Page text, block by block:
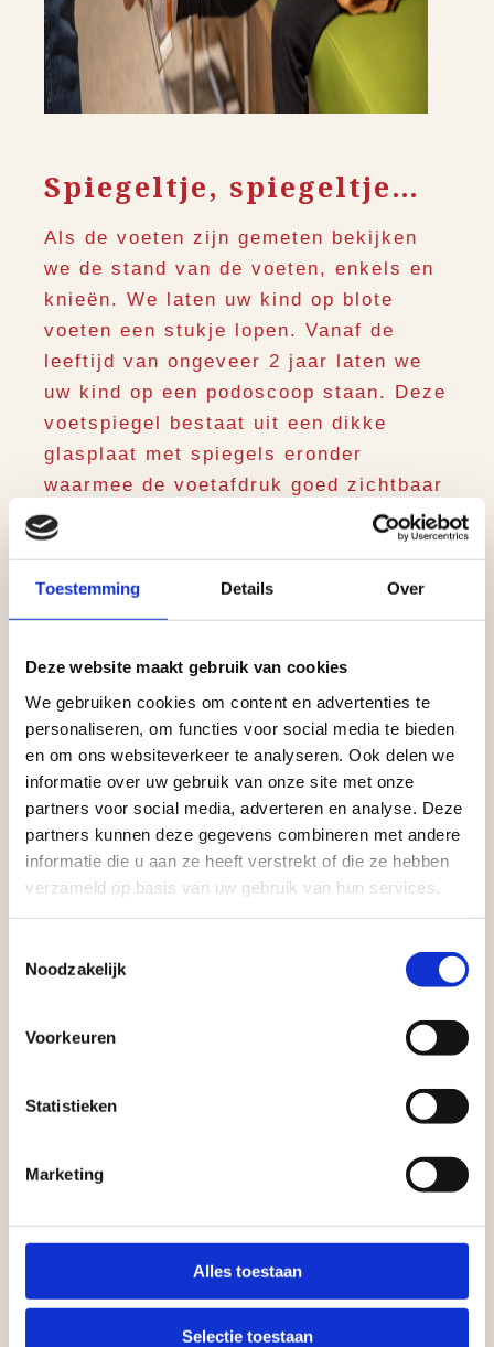
Toestemming Details Over
Deze website maakt gebruik van cookies
We gebruiken cookies om content en advertenties te
personaliseren, om functies voor social media te bieden
en om ons websiteverkeer te analyseren. Ook delen we
informatie over uw gebruik van onze site met onze
partners voor social media, adverteren en analyse. Deze
partners kunnen deze gegevens combineren met andere
informatie die u aan ze heeft verstrekt of die ze hebben
verzameld op basis van uw gebruik van hun services.
Noodzakelijk
Voorkeuren
Statistieken
Marketing
Alles toestaan
Selectie toestaan
Spiegeltje, spiegeltje…
Als de voeten zijn gemeten bekijken
we de stand van de voeten, enkels en
knieën. We laten uw kind op blote
voeten een stukje lopen. Vanaf de
leeftijd van ongeveer 2 jaar laten we
uw kind op een podoscoop staan. Deze
voetspiegel bestaat uit een dikke
glasplaat met spiegels eronder
waarmee de voetafdruk goed zichtbaar
is. We kunnen zien in welke
ontwikkelfase de voeten zitten.
van een jong kind een paar graden
naar binnen staat. Bij een normale
ontwikkeling staat de hiel naar verloop
van tijd weer recht. Maar wanneer een
kind bijvoorbeeld een groeispurt heeft
gehad zien we soms plotselinge
scheefstaand van de hiel.
Tenslotte bekijken we de gedragen
schoenen want de slijtage van de
loopzool zegt veel over de manier van
lopen.